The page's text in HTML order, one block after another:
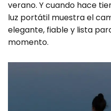
verano. Y cuando hace
luz portátil muestra el
elegante, fiable y lista
momento.